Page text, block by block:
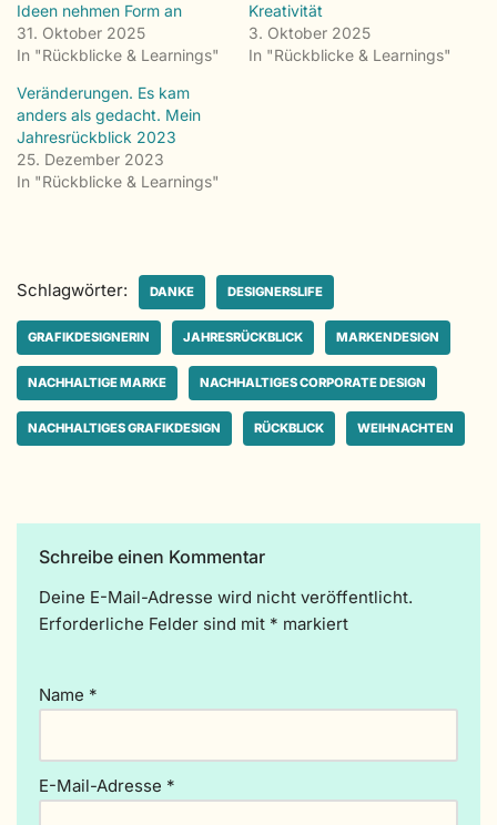
Ideen nehmen Form an
31. Oktober 2025
In "Rückblicke & Learnings"
Kreativität
3. Oktober 2025
In "Rückblicke & Learnings"
Veränderungen. Es kam
anders als gedacht. Mein
Jahresrückblick 2023
25. Dezember 2023
In "Rückblicke & Learnings"
Schlagwörter: DANKE DESIGNERSLIFE
GRAFIKDESIGNERIN JAHRESRÜCKBLICK MARKENDESIGN
NACHHALTIGE MARKE NACHHALTIGES CORPORATE DESIGN
NACHHALTIGES GRAFIKDESIGN RÜCKBLICK WEIHNACHTEN
Schreibe einen Kommentar
Deine E-Mail-Adresse wird nicht veröffentlicht.
Erforderliche Felder sind mit * markiert
Name *
E-Mail-Adresse *
A
lt
n
ti
v